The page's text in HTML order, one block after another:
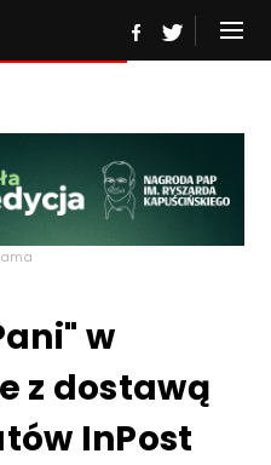
w
z dostawą
InPost